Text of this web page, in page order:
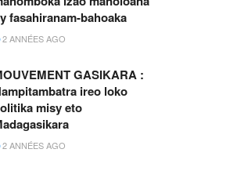
fasahiranam-bahoaka
2 ANNÉES AGO
GASIKARA :
ireo loko
misy eto
2 ANNÉES AGO